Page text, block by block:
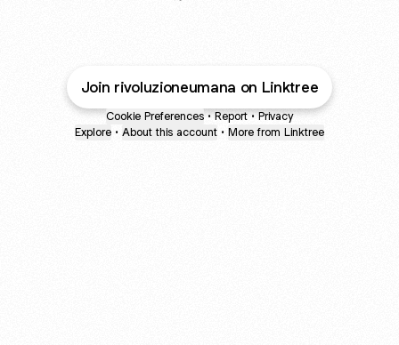
Join rivoluzioneumana on Linktree
Cookie Preferences • Report • Privacy
Explore • About this account • More from Linktree